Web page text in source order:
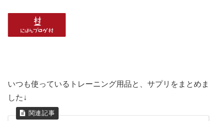
いつも使っているトレーニング用品と、サプリをまとめま
した↓